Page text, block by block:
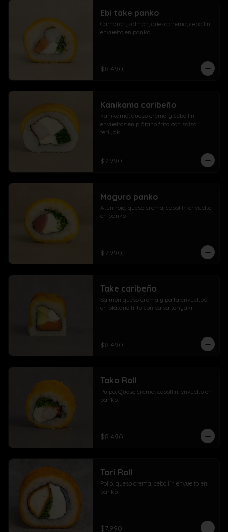
Ebi take panko
Camarón, salmón, queso crema, cebollín
envuelto en panko
$8.490
Kanikama caribeño
kanikama, queso crema y cebollín
envueltos en plátano frito con salsa
teriyaki
$7.990
Maguro panko
Atún rojo, queso crema, cebollín envuelto
en panko
$7.990
Take caribeño
Salmón queso crema y palta envueltos
en plátano frito con salsa teriyaki
$8.490
Tako Roll
Pulpo, Queso crema, cebollin, envuelto en
panko
$8.490
Tori Roll
Pollo, queso crema, cebollín envuelto en
panko
$7.990